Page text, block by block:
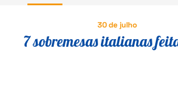
30 de julho
7 sobremesas italianas